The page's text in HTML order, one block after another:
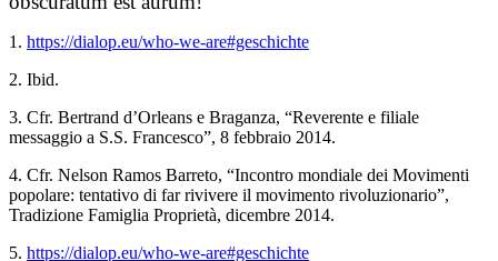
1. https://dialop.eu/who-we-are#geschichte
2. Ibid.
3. Cfr. Bertrand d’Orleans e Braganza, “Reverente e filiale
messaggio a S.S. Francesco”, 8 febbraio 2014.
4. Cfr. Nelson Ramos Barreto, “Incontro mondiale dei Movimenti
popolare: tentativo di far rivivere il movimento rivoluzionario”,
Tradizione Famiglia Proprietà, dicembre 2014.
5. https://dialop.eu/who-we-are#geschichte